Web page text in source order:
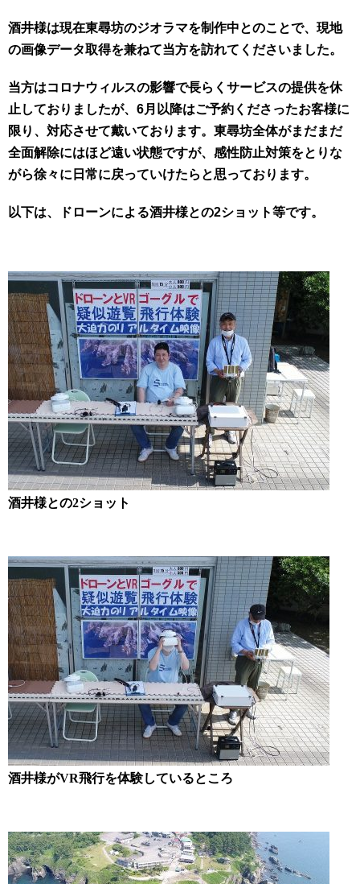
酒井様は現在東尋坊のジオラマを制作中とのことで、現地
の画像データ取得を兼ねて当方を訪れてくださいました。
当方はコロナウィルスの影響で長らくサービスの提供を休
止しておりましたが、6月以降はご予約くださったお客様に
限り、対応させて戴いております。東尋坊全体がまだまだ
全面解除にはほど遠い状態ですが、感性防止対策をとりな
がら徐々に日常に戻っていけたらと思っております。
以下は、ドローンによる酒井様との2ショット等です。
酒井様との2ショット
酒井様がVR飛行を体験しているところ